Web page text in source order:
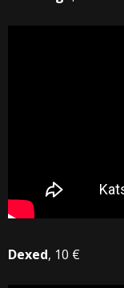
Dexed, 10 €